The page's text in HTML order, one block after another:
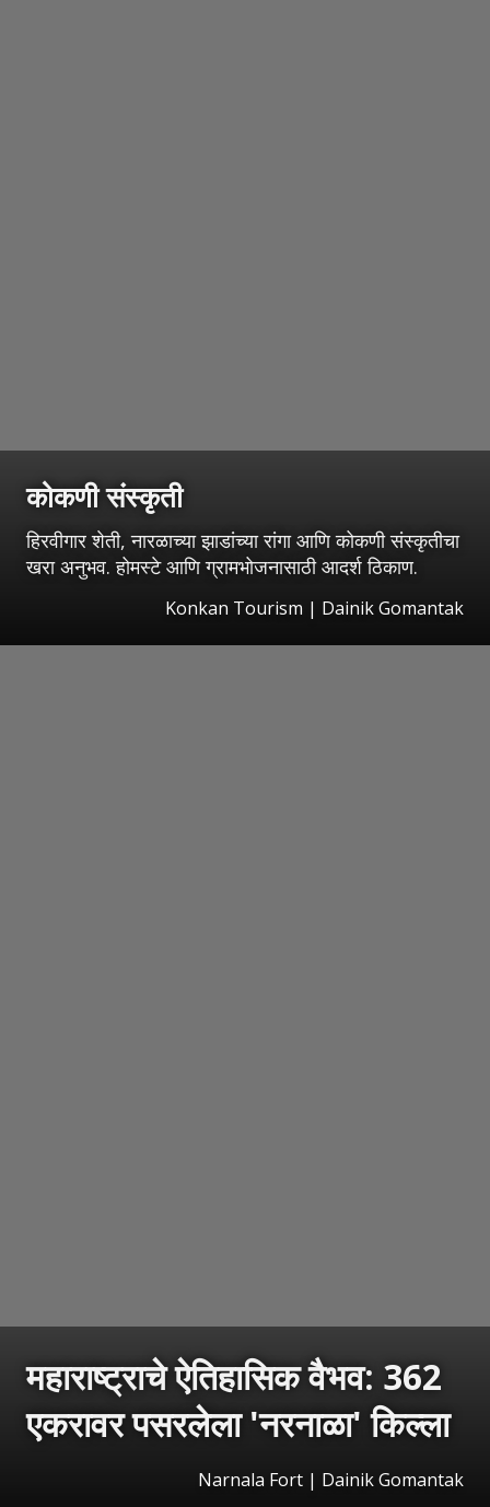
कोकणी संस्कृती
हिरवीगार शेती, नारळाच्या झाडांच्या रांगा आणि कोकणी संस्कृतीचा
खरा अनुभव. होमस्टे आणि ग्रामभोजनासाठी आदर्श ठिकाण.
Konkan Tourism | Dainik Gomantak
महाराष्ट्राचे ऐतिहासिक वैभव: 362
एकरावर पसरलेला 'नरनाळा' किल्ला
Narnala Fort | Dainik Gomantak